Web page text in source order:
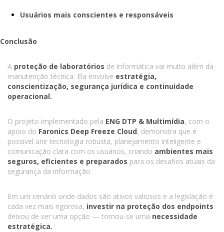
Usuários mais conscientes e responsáveis
Conclusão
A proteção de laboratórios de informática vai muito além da
manutenção técnica. Ela envolve estratégia,
conscientização, segurança jurídica e continuidade
operacional.
O projeto implementado pela ENG DTP & Multimídia, com o
apoio do Faronics Deep Freeze Cloud, demonstra que é
possível unir tecnologia robusta, planejamento inteligente e
comunicação clara com os usuários, criando ambientes mais
seguros, eficientes e preparados para os desafios atuais da
segurança da informação.
Em um cenário onde dados são ativos valiosos e a legislação é
cada vez mais rigorosa, investir na proteção dos endpoints
deixou de ser uma opção — tornou-se uma necessidade
estratégica.